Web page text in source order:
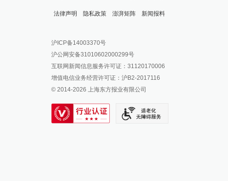
法律声明 隐私政策 澎湃矩阵
澎湃新闻公众号
澎湃新闻抖音号
派生万物开放平台
IP SHANGHAI
SIXTH TONE
新闻报料
报料邮箱: news@thepaper.cn
沪ICP备14003370号
沪公网安备31010602000299号
互联网新闻信息服务许可证：31120170006
增值电信业务经营许可证：沪B2-2017116
© 2014-2026 上海东方报业有限公司